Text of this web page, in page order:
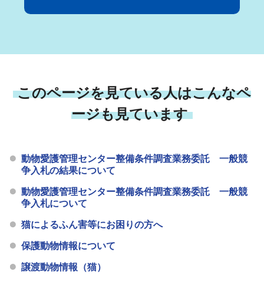
このページを見ている人はこんなペ
ージも見ています
動物愛護管理センター整備条件調査業務委託 一般競
争入札の結果について
動物愛護管理センター整備条件調査業務委託 一般競
争入札について
猫によるふん害等にお困りの方へ
保護動物情報について
譲渡動物情報（猫）